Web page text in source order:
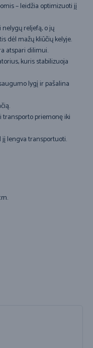
– leidžia optimizuoti jį
reljefą, o jų
dėl mažų kliūčių kelyje.
atspari dilimui.
kuris stabilizuoja
lygį ir pašalina
transporto priemonę iki
jį lengva transportuoti.